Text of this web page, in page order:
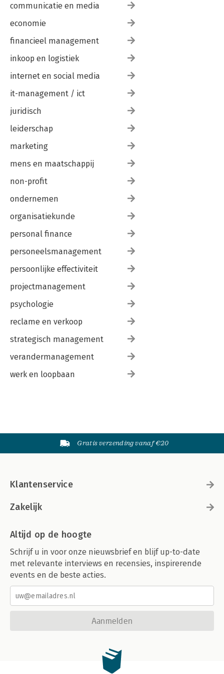
To-don’t 161
De kamer is inclusief kleurrĳk 167
Ga je? 168
Betekenis nemen 169
Pĳn is passie? 170
Over schrĳven geschreven 178
De kamer is invulbaar 183
communicatie en media
economie
financieel management
inkoop en logistiek
internet en social media
it-management / ict
juridisch
leiderschap
marketing
mens en maatschappij
non-profit
ondernemen
organisatiekunde
personal finance
personeelsmanagement
persoonlijke effectiviteit
projectmanagement
psychologie
reclame en verkoop
strategisch management
verandermanagement
werk en loopbaan
Gratis verzending vanaf €20
Klantenservice
Zakelijk
Altijd op de hoogte
Schrijf u in voor onze nieuwsbrief en blijf up-to-date
met relevante interviews en recensies, inspirerende
events en de beste acties.
Aanmelden